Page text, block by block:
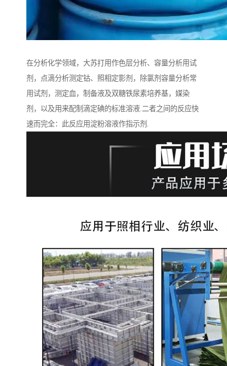
在分析化学领域，大苏打用作色层分析、容量分析用试
剂，点滴分析测定钴、照相定影剂，除氯剂容量分析常
用试剂，测定血，制备液及双糖铁尿素培养基，媒染
剂，以及用来配制滴定碘的标准溶液.二者之间的反应快
速而完全：此反应用淀粉溶液作指示剂.